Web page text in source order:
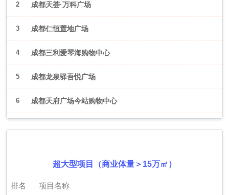
2 成都天荟·万科广场
3 成都仁恒置地广场
4 成都三利爱琴海购物中心
5 成都龙泉驿吾悦广场
6 成都天府广场今站购物中心
超大型项目（商业体量＞15万㎡）
排名 项目名称